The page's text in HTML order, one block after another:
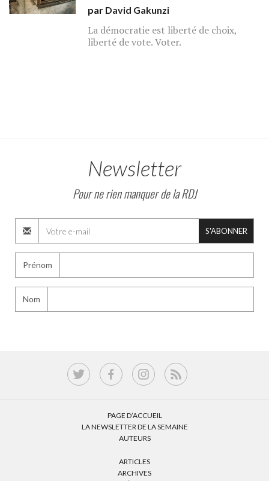
par David Gakunzi
La démocratie est liberté de choix,
liberté de vote. Voter.
Newsletter
Pour ne rien manquer de la RDJ
S'ABONNER
Prénom
Nom
PAGE D’ACCUEIL
LA NEWSLETTER DE LA SEMAINE
AUTEURS
ARTICLES
ARCHIVES